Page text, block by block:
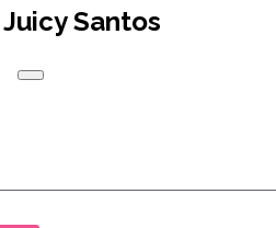
Santos